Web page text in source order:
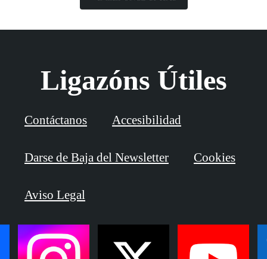
Ligazóns Útiles
Contáctanos Accesibilidad
Darse de Baja del Newsletter Cookies
Aviso Legal